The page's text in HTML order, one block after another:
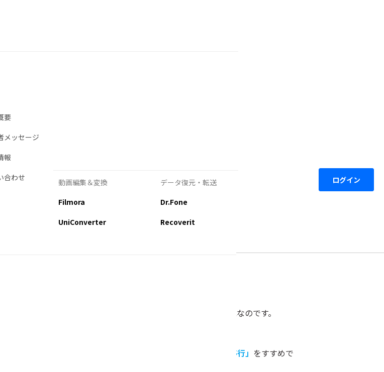
ンドマップソフト
動画編集＆変換
Filmora
UniConverter
データ復元・転送
Dr.Fone
Recoverit
要
メッセージ
報
合わせ
ログイン
話帳を移行する方法
種の開発販売に取り組んでおり、頻繁に機種変更されている方が多くなっていま
の電話帳だけは機種変更してもしっかり移行したいデータなのです。
分に合っている方法を選択して快適に電話帳移行を完了させましょう。
を移行する手順
コモに電話帳を移行する手順
を使用する事でドコモからドコモに電話帳を移行する事が可能なのです。
に電話帳を移行する手順を紹介します。
ート終了になっておるから、代替ソフト
「dr.fone - データ移行」 をすすめで
がとても簡単です。